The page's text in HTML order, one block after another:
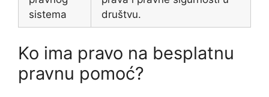
sistema
društvu.
Ko ima pravo na besplatnu
pravnu pomoć?